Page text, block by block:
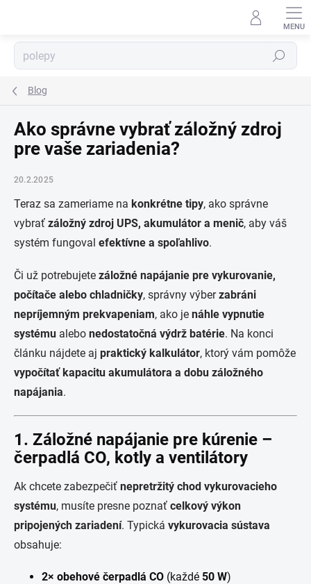
Hľadať
Blog
Ako správne vybrať záložný zdroj
pre vaše zariadenia?
20.2.2025
Teraz sa zameriame na konkrétne tipy, ako správne
vybrať záložný zdroj UPS, akumulátor a menič, aby váš
systém fungoval efektívne a spoľahlivo.
Či už potrebujete záložné napájanie pre vykurovanie,
počítače alebo chladničky, správny výberzabráni
nepríjemným prekvapeniam, ako je náhle vypnutie
systému alebo nedostatočná výdrž batérie. Na konci
článku nájdete aj praktický kalkulátor, ktorý vám pomôže
vypočítať kapacitu akumulátora a dobu záložného
napájania.
1. Záložné napájanie pre kúrenie –
čerpadlá CO, kotly a ventilátory
Ak chcete zabezpečiť nepretržitý chod vykurovacieho
systému, musíte presne poznať celkový výkon
pripojených zariadení. Typická vykurovacia sústava
obsahuje:
2× obehové čerpadlá CO (každé 50 W)